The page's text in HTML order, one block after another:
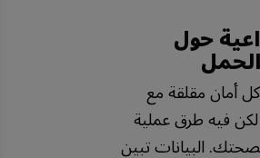
حول
أمان مقلقة مع
لكن فيه طرق عملية
البيانات تبين